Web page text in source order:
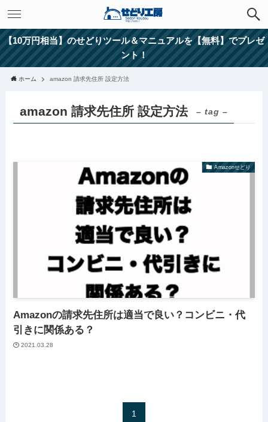
【10万円相当】のせどりツール＆マニュアルを【無料】でプレゼ
ント！
ホーム amazon 請求先住所 設定方法
amazon 請求先住所 設定方法 – tag –
Amazonせどり
Amazonの請求先住所は適当で良い？コンビニ・代
引きに関係ある？
2021.03.28
1